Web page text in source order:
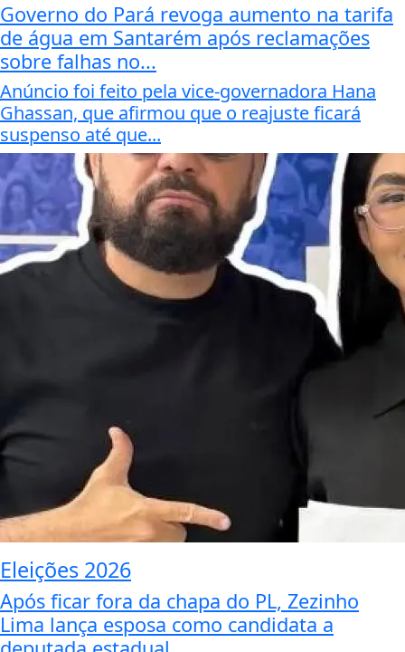
Governo do Pará revoga aumento na tarifa
de água em Santarém após reclamações
sobre falhas no...
Anúncio foi feito pela vice-governadora Hana
Ghassan, que afirmou que o reajuste ficará
suspenso até que...
Eleições 2026
Após ficar fora da chapa do PL, Zezinho
Lima lança esposa como candidata a